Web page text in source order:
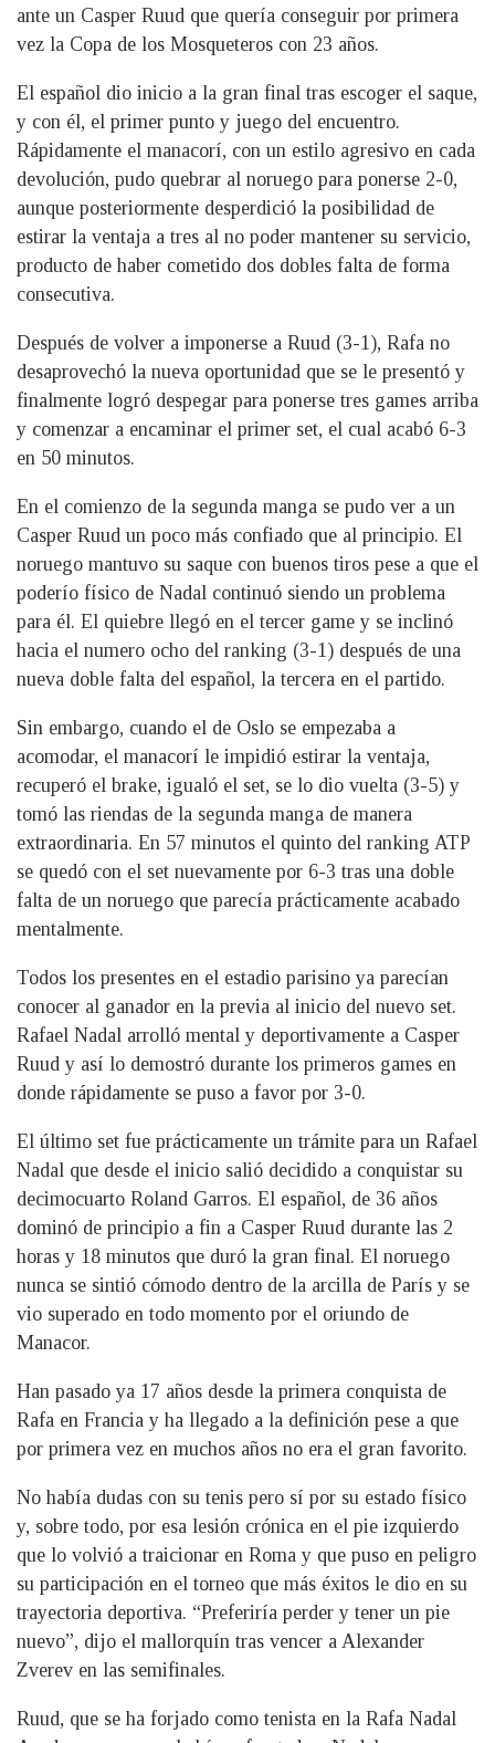
ante un Casper Ruud que quería conseguir por primera
vez la Copa de los Mosqueteros con 23 años.
El español dio inicio a la gran final tras escoger el saque,
y con él, el primer punto y juego del encuentro.
Rápidamente el manacorí, con un estilo agresivo en cada
devolución, pudo quebrar al noruego para ponerse 2-0,
aunque posteriormente desperdició la posibilidad de
estirar la ventaja a tres al no poder mantener su servicio,
producto de haber cometido dos dobles falta de forma
consecutiva.
Después de volver a imponerse a Ruud (3-1), Rafa no
desaprovechó la nueva oportunidad que se le presentó y
finalmente logró despegar para ponerse tres games arriba
y comenzar a encaminar el primer set, el cual acabó 6-3
en 50 minutos.
En el comienzo de la segunda manga se pudo ver a un
Casper Ruud un poco más confiado que al principio. El
noruego mantuvo su saque con buenos tiros pese a que el
poderío físico de Nadal continuó siendo un problema
para él. El quiebre llegó en el tercer game y se inclinó
hacia el numero ocho del ranking (3-1) después de una
nueva doble falta del español, la tercera en el partido.
Sin embargo, cuando el de Oslo se empezaba a
acomodar, el manacorí le impidió estirar la ventaja,
recuperó el brake, igualó el set, se lo dio vuelta (3-5) y
tomó las riendas de la segunda manga de manera
extraordinaria. En 57 minutos el quinto del ranking ATP
se quedó con el set nuevamente por 6-3 tras una doble
falta de un noruego que parecía prácticamente acabado
mentalmente.
Todos los presentes en el estadio parisino ya parecían
conocer al ganador en la previa al inicio del nuevo set.
Rafael Nadal arrolló mental y deportivamente a Casper
Ruud y así lo demostró durante los primeros games en
donde rápidamente se puso a favor por 3-0.
El último set fue prácticamente un trámite para un Rafael
Nadal que desde el inicio salió decidido a conquistar su
decimocuarto Roland Garros. El español, de 36 años
dominó de principio a fin a Casper Ruud durante las 2
horas y 18 minutos que duró la gran final. El noruego
nunca se sintió cómodo dentro de la arcilla de París y se
vio superado en todo momento por el oriundo de
Manacor.
Han pasado ya 17 años desde la primera conquista de
Rafa en Francia y ha llegado a la definición pese a que
por primera vez en muchos años no era el gran favorito.
No había dudas con su tenis pero sí por su estado físico
y, sobre todo, por esa lesión crónica en el pie izquierdo
que lo volvió a traicionar en Roma y que puso en peligro
su participación en el torneo que más éxitos le dio en su
trayectoria deportiva. “Preferiría perder y tener un pie
nuevo”, dijo el mallorquín tras vencer a Alexander
Zverev en las semifinales.
Ruud, que se ha forjado como tenista en la Rafa Nadal